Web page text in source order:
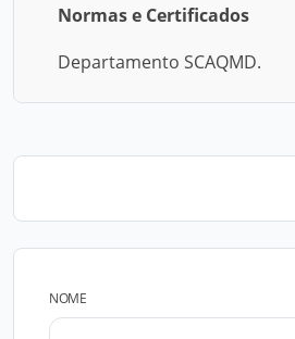
Normas e Certificados
Departamento SCAQMD.
NOME